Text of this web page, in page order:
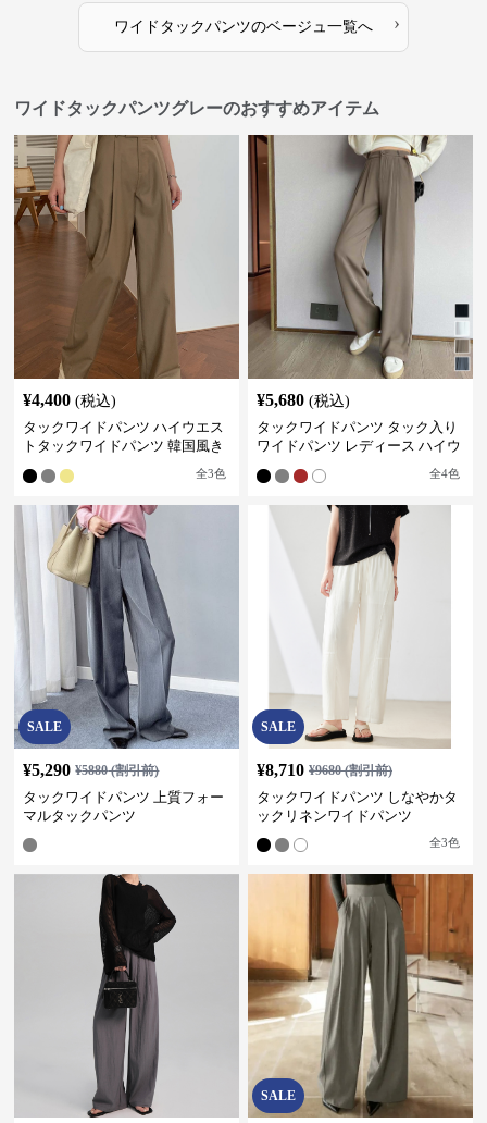
ワイドタックパンツのベージュ一覧へ ›
ワイドタックパンツグレーのおすすめアイテム
¥4,400 (税込)
タックワイドパンツ ハイウエス
トタックワイドパンツ 韓国風き
全3色
¥5,680 (税込)
タックワイドパンツ タック入り
ワイドパンツ レディース ハイウ
全4色
SALE
¥5,290 ¥5880(割引前)
タックワイドパンツ 上質フォー
マルタックパンツ
SALE
¥8,710 ¥9680(割引前)
タックワイドパンツ しなやかタ
ックリネンワイドパンツ
全3色
SALE